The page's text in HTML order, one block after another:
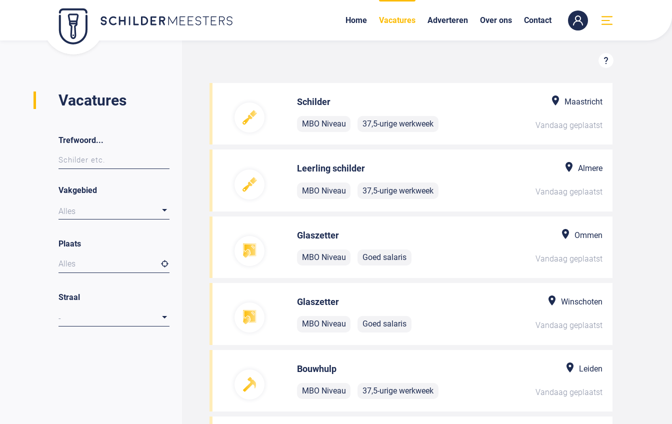
Home Vacatures Adverteren Over ons Contact
Vacatures
Trefwoord...
Vakgebied
Alles
Plaats
Alles
Straal
-
Schilder Maastricht
MBO Niveau 37,5-urige werkweek Vandaag geplaatst
Leerling schilder Almere
MBO Niveau 37,5-urige werkweek Vandaag geplaatst
Glaszetter Ommen
MBO Niveau Goed salaris Vandaag geplaatst
Glaszetter Winschoten
MBO Niveau Goed salaris Vandaag geplaatst
Bouwhulp Leiden
MBO Niveau 37,5-urige werkweek Vandaag geplaatst